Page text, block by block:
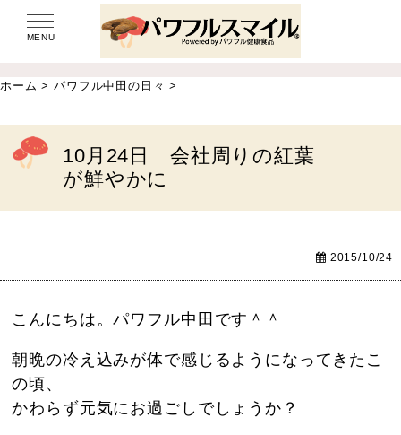
ホーム >パワフル中田の日々 >
10月24日 会社周りの紅葉
が鮮やかに
2015/10/24
こんにちは。パワフル中田です＾＾
朝晩の冷え込みが体で感じるようになってきたこ
の頃、
かわらず元気にお過ごしでしょうか？